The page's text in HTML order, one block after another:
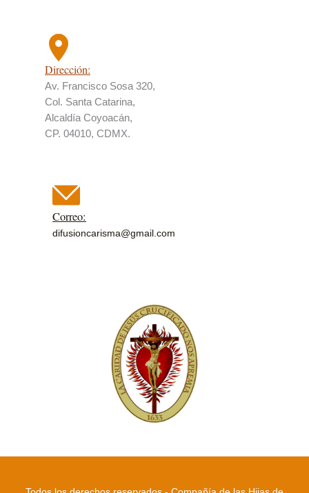
Dirección:
Av. Francisco Sosa 320,
Col. Santa Catarina,
Alcaldía Coyoacán,
CP. 04010, CDMX.
Correo:
difusioncarisma@gmail.com